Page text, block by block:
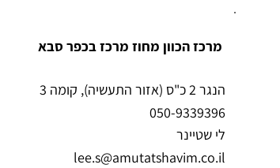
מרכז הכוון מחוז מרכז בכפר סבא
הנגר 2 כ"ס (אזור התעשיה), קומה 3
050-9339396
לי שטיינר
lee.s@amutatshavim.co.il